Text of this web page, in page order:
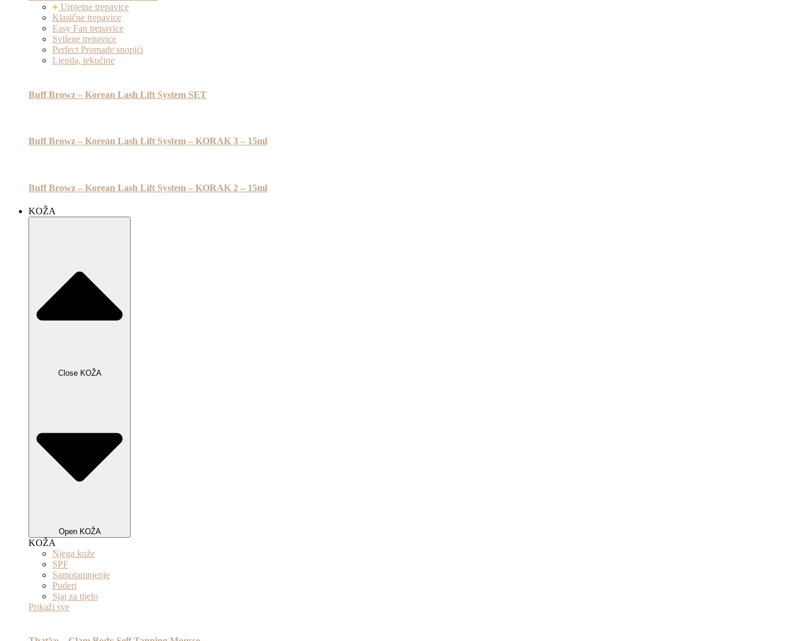
Umjetne trepavice
Klasične trepavice
Easy Fan trepavice
Svilene trepavice
Perfect Promade snopići
Ljepila, tekućine
Buff Browz – Korean Lash Lift System SET
Buff Browz – Korean Lash Lift System – KORAK 3 – 15ml
Buff Browz – Korean Lash Lift System – KORAK 2 – 15ml
KOŽA
Close KOŽA
Open KOŽA
KOŽA
Njega kože
SPF
Samotamnjenje
Puderi
Sjaj za tijelo
Prikaži sve